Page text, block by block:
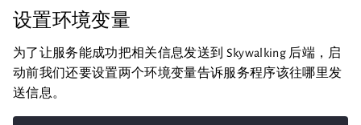
设置环境变量
为了让服务能成功把相关信息发送到 Skywalking 后端，启
动前我们还要设置两个环境变量告诉服务程序该往哪里发
送信息。